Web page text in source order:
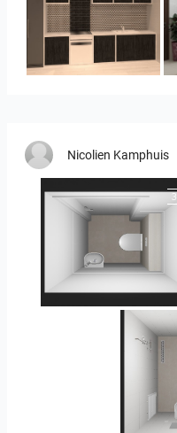
Collen_Wet Kitchen
Nicolien Kamphuis
25-5004 bnr. 05
25-